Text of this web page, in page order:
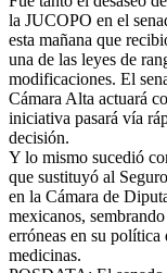
la JUCOPO en el
esta mañana que
una de las leyes de
modificaciones. El
Cámara Alta actuará
iniciativa pasará vía
decisión.
Y lo mismo sucedió
que sustituyó al
en la Cámara de
mexicanos,
erróneas en su
medicinas.